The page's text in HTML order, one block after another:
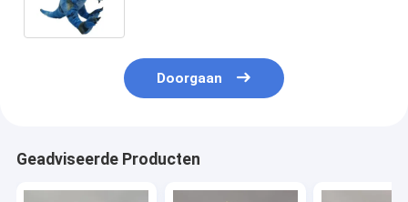
Doorgaan
Geadviseerde Producten